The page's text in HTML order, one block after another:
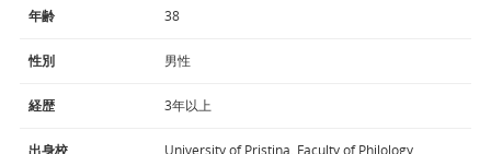
年齢 38
性別 男性
経歴 3年以上
出身校 University of Pristina, Faculty of Philology